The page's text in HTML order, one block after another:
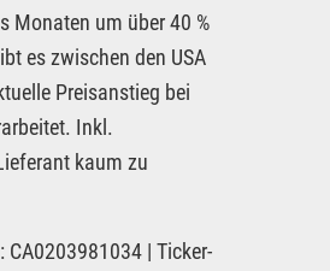
Monaten um über 40 %
es zwischen den USA
Preisanstieg bei
Inkl.
kaum zu
CA0203981034 | Ticker-